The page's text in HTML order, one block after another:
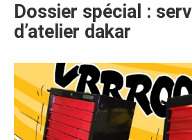
Dossier spécial :
d’atelier dakar